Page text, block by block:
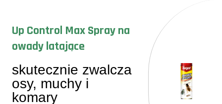
Up Control Max Spray na
owady latające
skutecznie zwalcza
osy, muchy i
komary